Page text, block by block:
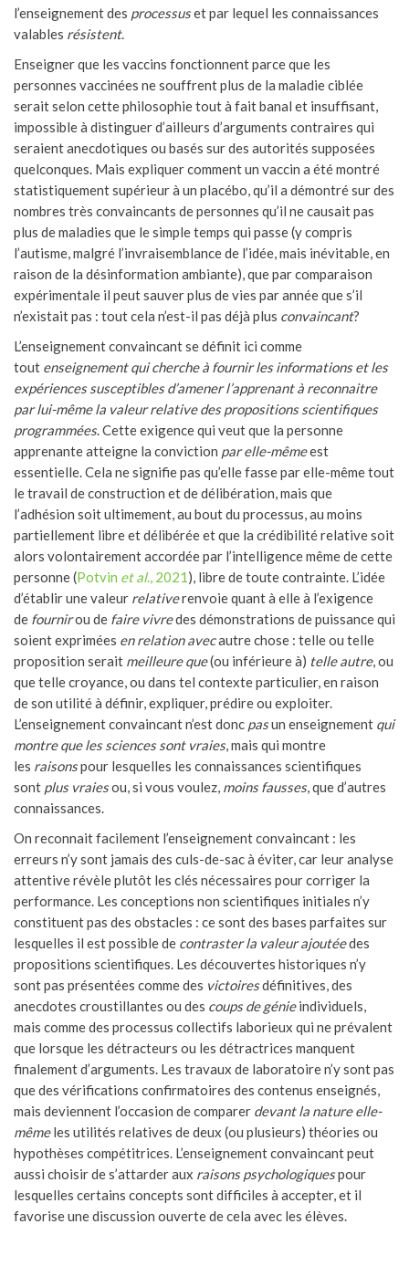
l’enseignement des processuset par lequel les connaissances
valables résistent.
Enseigner que les vaccins fonctionnent parce que les
personnes vaccinées ne souffrent plus de la maladie ciblée
serait selon cette philosophie tout à fait banal et insuffisant,
impossible à distinguer d’ailleurs d’arguments contraires qui
seraient anecdotiques ou basés sur des autorités supposées
quelconques. Mais expliquer comment un vaccin a été montré
statistiquement supérieur à un placébo, qu’il a démontré sur des
nombres très convaincants de personnes qu’il ne causait pas
plus de maladies que le simple temps qui passe (y compris
l’autisme, malgré l’invraisemblance de l’idée, mais inévitable, en
raison de la désinformation ambiante), que par comparaison
expérimentale il peut sauver plus de vies par année que s’il
n’existait pas : tout cela n’est-il pas déjà plus convaincant?
L’enseignement convaincant se définit ici comme
tout enseignement qui cherche à fournir les informations et les
expériences susceptibles d’amener l’apprenant à reconnaitre
par lui-même la valeur relative des propositions scientifiques
programmées. Cette exigence qui veut que la personne
apprenante atteigne la conviction par elle-mêmeest
essentielle. Cela ne signifie pas qu’elle fasse par elle-même tout
le travail de construction et de délibération, mais que
l’adhésion soit ultimement, au bout du processus, au moins
partiellement libre et délibérée et que la crédibilité relative soit
alors volontairement accordée par l’intelligence même de cette
personne (Potvin et al., 2021), libre de toute contrainte. L’idée
d’établir une valeur relativerenvoie quant à elle à l’exigence
de fournirou de faire vivredes démonstrations de puissance qui
soient exprimées en relation avecautre chose : telle ou telle
proposition serait meilleure que(ou inférieure à) telle autre, ou
que telle croyance, ou dans tel contexte particulier, en raison
de son utilité à définir, expliquer, prédire ou exploiter.
L’enseignement convaincant n’est donc pasun enseignement qui
montre que les sciences sont vraies, mais qui montre
les raisonspour lesquelles les connaissances scientifiques
sont plus vraiesou, si vous voulez, moins fausses, que d’autres
connaissances.
On reconnait facilement l’enseignement convaincant : les
erreurs n’y sont jamais des culs-de-sac à éviter, car leur analyse
attentive révèle plutôt les clés nécessaires pour corriger la
performance. Les conceptions non scientifiques initiales n’y
constituent pas des obstacles : ce sont des bases parfaites sur
lesquelles il est possible de contraster la valeur ajoutéedes
propositions scientifiques. Les découvertes historiques n’y
sont pas présentées comme des victoiresdéfinitives, des
anecdotes croustillantes ou des coups de génieindividuels,
mais comme des processus collectifs laborieux qui ne prévalent
que lorsque les détracteurs ou les détractrices manquent
finalement d’arguments. Les travaux de laboratoire n’y sont pas
que des vérifications confirmatoires des contenus enseignés,
mais deviennent l’occasion de comparer devant la nature elle-
mêmeles utilités relatives de deux (ou plusieurs) théories ou
hypothèses compétitrices. L’enseignement convaincant peut
aussi choisir de s’attarder aux raisons psychologiquespour
lesquelles certains concepts sont difficiles à accepter, et il
favorise une discussion ouverte de cela avec les élèves.